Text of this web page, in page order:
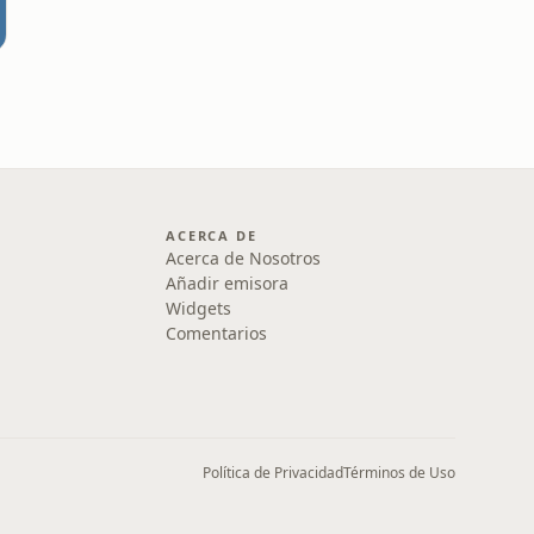
ACERCA DE
Acerca de Nosotros
Añadir emisora
Widgets
Comentarios
Política de PrivacidadTérminos de Uso